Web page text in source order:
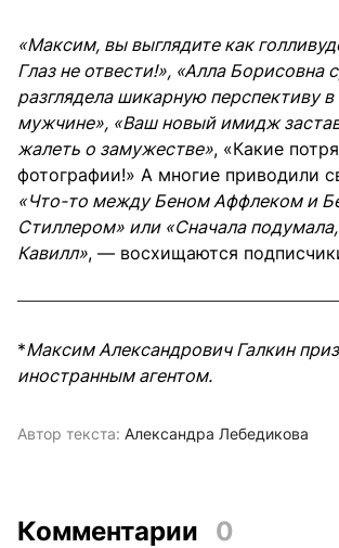
«Максим, вы выглядите как
Глаз не отвести!», «Алла Борисовна
разглядела шикарную перспективу
мужчине», «Ваш новый имидж
жалеть о замужестве», «Какие
фотографии!» А многие приводили
«Что-то между Беном Аффлеком и
Стиллером» или «Сначала
Кавилл», — восхищаются
*Максим Александрович Галкин
иностранным агентом.
Автор текста: Александра Лебедикова
Комментарии 0